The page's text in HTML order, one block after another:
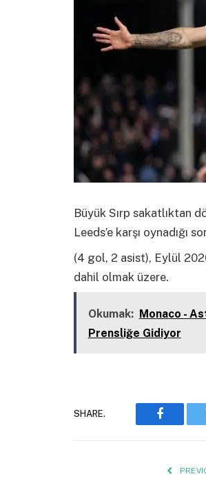
Büyük Sırp sakatlıktan
Leeds’e karşı oynadığı
(4 gol, 2 asist), Eylül
dahil olmak üzere.
Okumak: Monaco -
Prensliğe Gidiyor
SHARE.